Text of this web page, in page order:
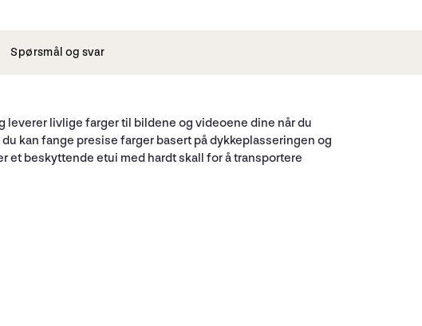
Spørsmål og svar
leverer livlige farger til bildene og videoene dine når du
kan fange presise farger basert på dykkeplasseringen og
beskyttende etui med hardt skall for å transportere